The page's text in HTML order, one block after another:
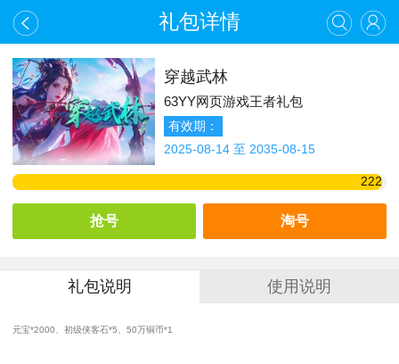
礼包详情
穿越武林
63YY网页游戏王者礼包
有效期：
2025-08-14 至 2035-08-15
222
抢号 淘号
礼包说明 使用说明
元宝*2000、初级侠客石*5、50万铜币*1